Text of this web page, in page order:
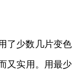
了少数几片变色
又实用。用最少